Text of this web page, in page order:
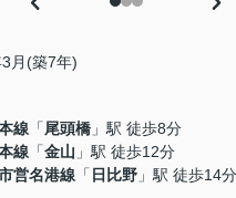
月(築7年)
線 「尾頭橋 」駅 徒歩8分
線 「金山 」駅 徒歩12分
営名港線 「 日比野 」駅 徒歩14分